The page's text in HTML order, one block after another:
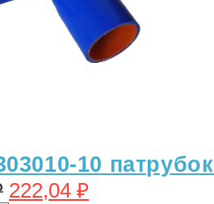
10
222,04 ₽